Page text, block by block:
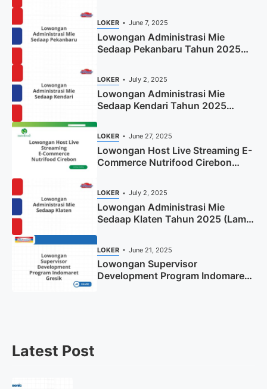
LOKER June 7, 2025
Lowongan Administrasi Mie
Sedaap Pekanbaru Tahun 2025
LOKER July 2, 2025
Lowongan Administrasi Mie
Sedaap Kendari Tahun 2025
LOKER June 27, 2025
Lowongan Host Live Streaming E-
Commerce Nutrifood Cirebon
LOKER July 2, 2025
Lowongan Administrasi Mie
Sedaap Klaten Tahun 2025 (Lamar
LOKER June 21, 2025
Lowongan Supervisor
Development Program Indomaret
Latest Post